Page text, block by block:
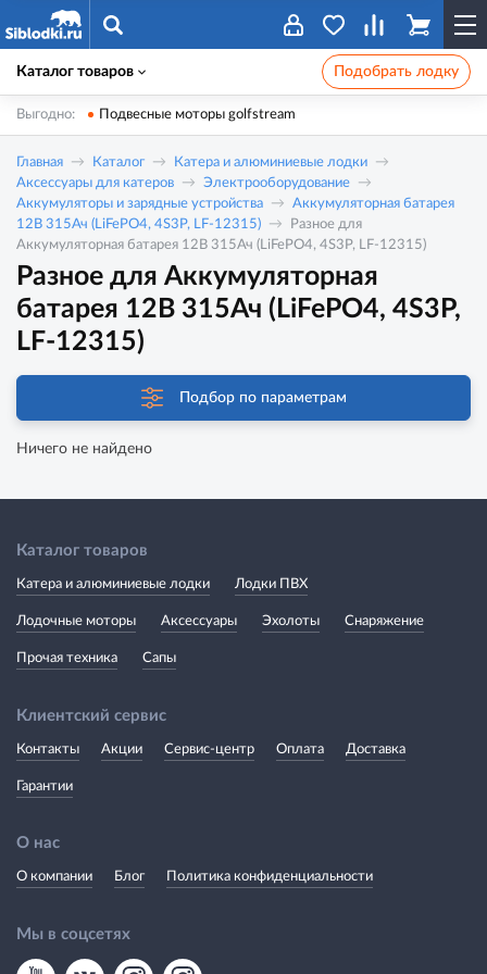
Каталог товаров Подобрать лодку
Выгодно: Подвесные моторы golfstream
Главная Каталог
Катера и алюминиевые лодки
Аксессуары для катеров
Электрооборудование
Аккумуляторы и зарядные устройства
Аккумуляторная батарея
12В 315Ач (LiFePO4, 4S3P, LF-12315)
Разное для
Аккумуляторная батарея 12В 315Ач (LiFePO4, 4S3P, LF-12315)
Разное для Аккумуляторная
батарея 12В 315Ач (LiFePO4, 4S3P,
LF-12315)
Подбор по параметрам
Ничего не найдено
Каталог товаров
Катера и алюминиевые лодки Лодки ПВХ
Лодочные моторы Аксессуары Эхолоты Снаряжение
Прочая техника Сапы
Клиентский сервис
Контакты Акции Сервис-центр Оплата Доставка
Гарантии
О нас
О компании Блог Политика конфиденциальности
Мы в соцсетях